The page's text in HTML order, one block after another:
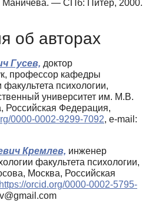
Маничева. — СПб: Питер, 2000.
об авторах
Гусев, доктор
профессор кафедры
факультета психологии,
университет им. М.В.
Российская Федерация,
0000-0002-9299-7092, e-mail:
Кремлев, инженер
факультета психологии,
Москва, Российская
https://orcid.org/0000-0002-5795-